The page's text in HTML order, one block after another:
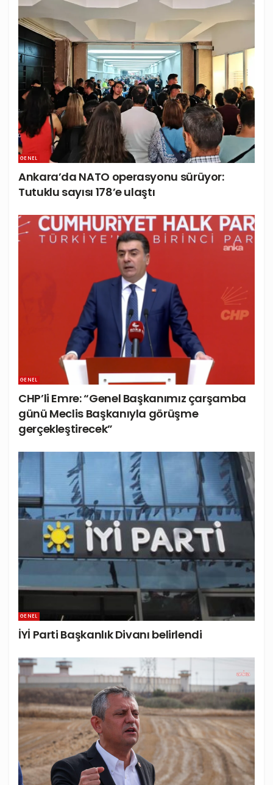
GENEL
Ankara’da NATO operasyonu sürüyor:
Tutuklu sayısı 178’e ulaştı
GENEL
CHP’li Emre: “Genel Başkanımız çarşamba
günü Meclis Başkanıyla görüşme
gerçekleştirecek”
GENEL
İYİ Parti Başkanlık Divanı belirlendi